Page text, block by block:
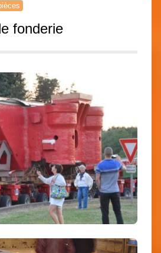
fonderie